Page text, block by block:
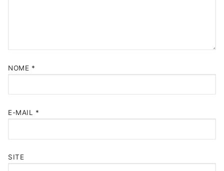
NOME *
E-MAIL *
SITE